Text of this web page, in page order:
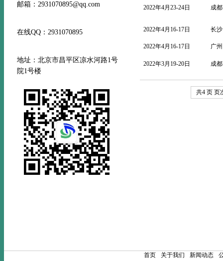
邮箱：2931070895@qq.com
在线QQ：2931070895
地址：北京市昌平区凉水河路1号
院1号楼
2022年4月23-24日 成都
2022年4月16-17日 长沙
2022年4月16-17日 广州
2022年3月19-20日 成都
共4 页 页
首页 关于我们 新闻动态